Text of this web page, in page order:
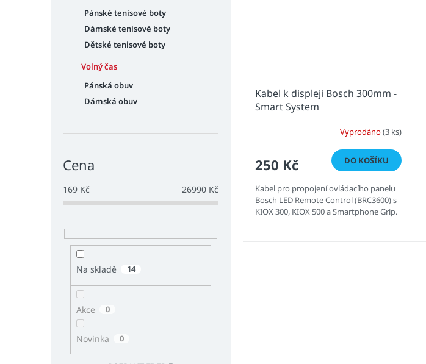
Pánské tenisové boty
Dámské tenisové boty
Dětské tenisové boty
Volný čas
Pánská obuv
Dámská obuv
Cena
169 Kč 26990 Kč
Na skladě 14
Akce 0
Novinka 0
Kabel k displeji Bosch 300mm -
Smart System
Vyprodáno(3 ks)
250 Kč DO KOŠÍKU
Kabel pro propojení ovládacího panelu
Bosch LED Remote Control (BRC3600) s
KIOX 300, KIOX 500 a Smartphone Grip.